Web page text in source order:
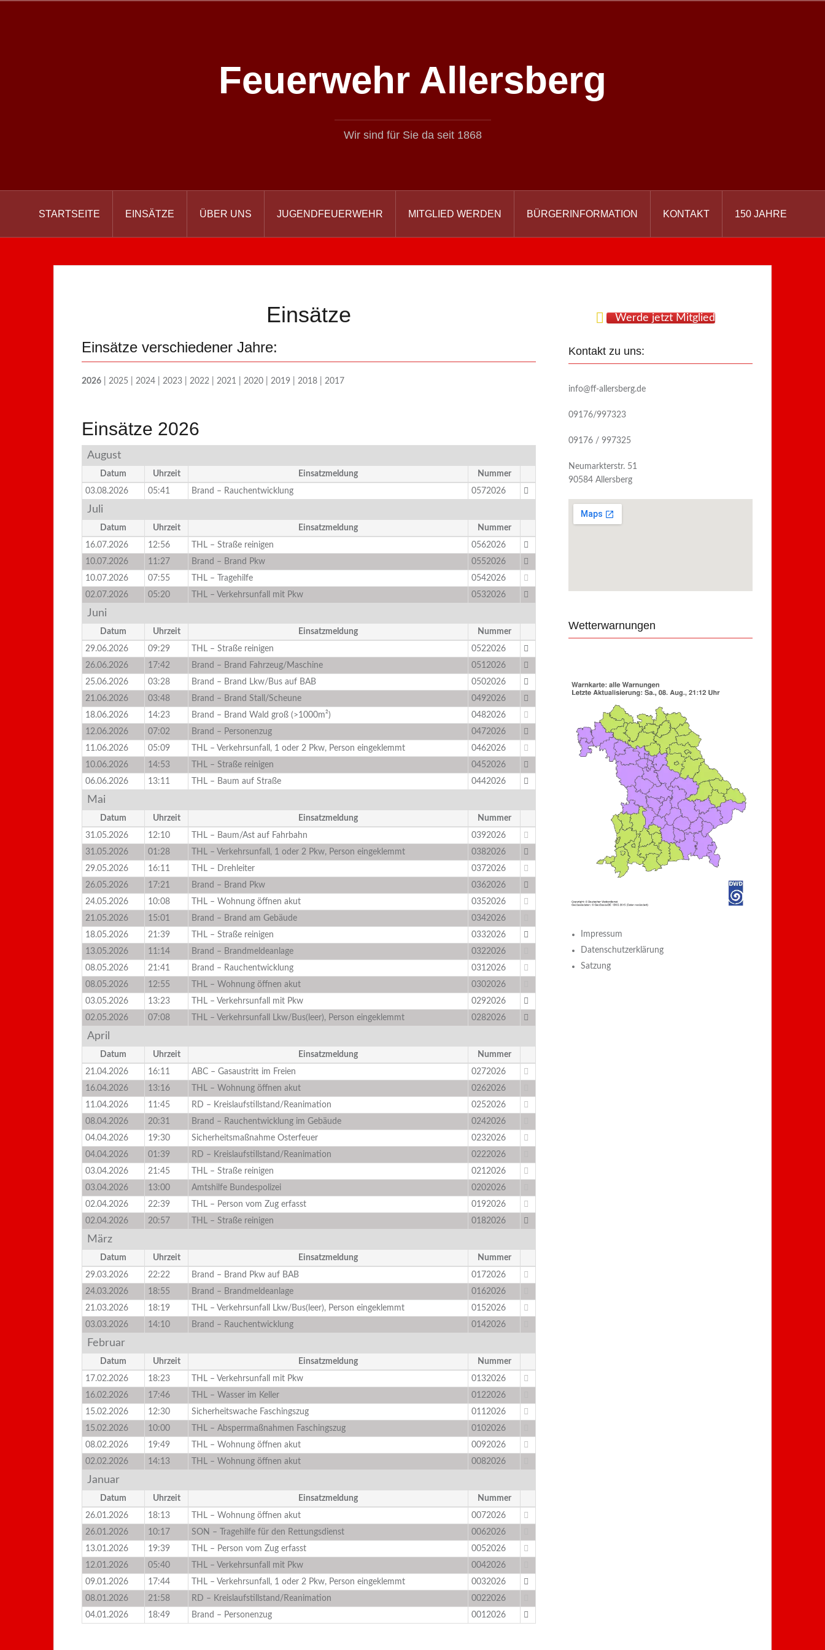
Feuerwehr Allersberg
Wir sind für Sie da seit 1868
STARTSEITE EINSÄTZE ÜBER UNS JUGENDFEUERWEHR MITGLIED WERDEN BÜRGERINFORMATION KONTAKT 150 JAHRE
Einsätze
Einsätze verschiedener Jahre:
2026 2025 2024 2023 2022 2021 2020 2019 2018 2017
Einsätze 2026
August
Datum Uhrzeit Einsatzmeldung
Nummer
03.08.2026
05:41 Brand – Rauchentwicklung 0572026
Juli
Datum Uhrzeit Einsatzmeldung
Nummer
16.07.2026
12:56 THL – Straße reinigen
0562026
10.07.2026
11:27 Brand – Brand Pkw
0552026
10.07.2026
07:55 THL – Tragehilfe
0542026
02.07.2026
05:20 THL – Verkehrsunfall mit Pkw 0532026
Juni
Datum Uhrzeit Einsatzmeldung
Nummer
29.06.2026
09:29 THL – Straße reinigen
0522026
26.06.2026
17:42 Brand – Brand Fahrzeug/Maschine
0512026
25.06.2026
03:28 Brand – Brand Lkw/Bus auf BAB
0502026
21.06.2026
03:48 Brand – Brand Stall/Scheune
0492026
18.06.2026
14:23 Brand – Brand Wald groß (>1000m²)
0482026
12.06.2026
07:02 Brand – Personenzug
0472026
11.06.2026
05:09 THL – Verkehrsunfall, 1 oder 2 Pkw, Person eingeklemmt
0462026
10.06.2026
14:53 THL – Straße reinigen
0452026
06.06.2026
13:11 THL – Baum auf Straße 0442026
Mai
Datum Uhrzeit Einsatzmeldung
Nummer
31.05.2026
12:10 THL – Baum/Ast auf Fahrbahn
0392026
31.05.2026
01:28 THL – Verkehrsunfall, 1 oder 2 Pkw, Person eingeklemmt
0382026
29.05.2026
16:11 THL – Drehleiter
0372026
26.05.2026
17:21 Brand – Brand Pkw
0362026
24.05.2026
10:08 THL – Wohnung öffnen akut
0352026
21.05.2026
15:01 Brand – Brand am Gebäude
0342026
18.05.2026
21:39 THL – Straße reinigen
0332026
13.05.2026
11:14 Brand – Brandmeldeanlage
0322026
08.05.2026
21:41 Brand – Rauchentwicklung
0312026
08.05.2026
12:55 THL – Wohnung öffnen akut
0302026
03.05.2026
13:23 THL – Verkehrsunfall mit Pkw
0292026
02.05.2026
07:08 THL – Verkehrsunfall Lkw/Bus(leer), Person eingeklemmt 0282026
April
Datum Uhrzeit Einsatzmeldung
Nummer
21.04.2026
16:11 ABC – Gasaustritt im Freien
0272026
16.04.2026
13:16 THL – Wohnung öffnen akut
0262026
11.04.2026
11:45 RD – Kreislaufstillstand/Reanimation
0252026
08.04.2026
20:31 Brand – Rauchentwicklung im Gebäude
0242026
04.04.2026
19:30 Sicherheitsmaßnahme Osterfeuer
0232026
04.04.2026
01:39 RD – Kreislaufstillstand/Reanimation
0222026
03.04.2026
21:45 THL – Straße reinigen
0212026
03.04.2026
13:00 Amtshilfe Bundespolizei
0202026
02.04.2026
22:39 THL – Person vom Zug erfasst
0192026
02.04.2026
20:57 THL – Straße reinigen 0182026
März
Datum Uhrzeit Einsatzmeldung
Nummer
29.03.2026
22:22 Brand – Brand Pkw auf BAB
0172026
24.03.2026
18:55 Brand – Brandmeldeanlage
0162026
21.03.2026
18:19 THL – Verkehrsunfall Lkw/Bus(leer), Person eingeklemmt
0152026
03.03.2026
14:10 Brand – Rauchentwicklung 0142026
Februar
Datum Uhrzeit Einsatzmeldung
Nummer
17.02.2026
18:23 THL – Verkehrsunfall mit Pkw
0132026
16.02.2026
17:46 THL – Wasser im Keller
0122026
15.02.2026
12:30 Sicherheitswache Faschingszug
0112026
15.02.2026
10:00 THL – Absperrmaßnahmen Faschingszug
0102026
08.02.2026
19:49 THL – Wohnung öffnen akut
0092026
02.02.2026
14:13 THL – Wohnung öffnen akut 0082026
Januar
Datum Uhrzeit Einsatzmeldung
Nummer
26.01.2026
18:13 THL – Wohnung öffnen akut
0072026
26.01.2026
10:17 SON – Tragehilfe für den Rettungsdienst
0062026
13.01.2026
19:39 THL – Person vom Zug erfasst
0052026
12.01.2026
05:40 THL – Verkehrsunfall mit Pkw
0042026
09.01.2026
17:44 THL – Verkehrsunfall, 1 oder 2 Pkw, Person eingeklemmt
0032026
08.01.2026
21:58 RD – Kreislaufstillstand/Reanimation
0022026
04.01.2026
18:49 Brand – Personenzug 0012026
Werde jetzt Mitglied
Kontakt zu uns:
info@ff-allersberg.de
09176/997323
09176 / 997325
Neumarkterstr. 51
90584 Allersberg
Wetterwarnungen
Impressum
Datenschutzerklärung
Satzung